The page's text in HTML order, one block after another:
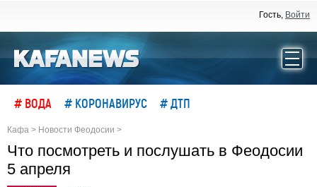
Гость, Войти
# ВОДА # КОРОНАВИРУС # ДТП
Кафа > Новости Феодосии >
Что посмотреть и послушать в Феодосии
5 апреля